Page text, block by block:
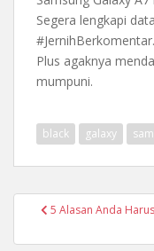
Segera lengkapi
Plus agaknya
mumpuni.
black galaxy
Post5 Alasan Anda